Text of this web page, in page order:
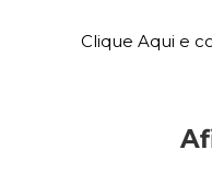
Clique Aqui e